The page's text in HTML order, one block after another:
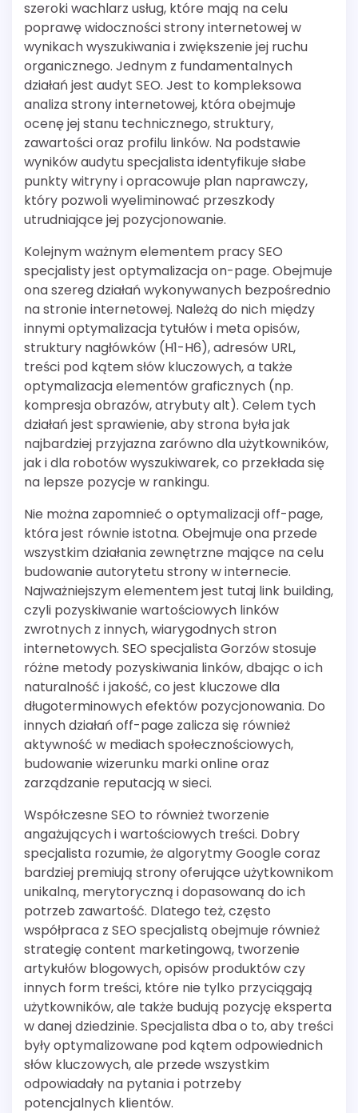
szeroki wachlarz usług, które mają na celu
poprawę widoczności strony internetowej w
wynikach wyszukiwania i zwiększenie jej ruchu
organicznego. Jednym z fundamentalnych
działań jest audyt SEO. Jest to kompleksowa
analiza strony internetowej, która obejmuje
ocenę jej stanu technicznego, struktury,
zawartości oraz profilu linków. Na podstawie
wyników audytu specjalista identyfikuje słabe
punkty witryny i opracowuje plan naprawczy,
który pozwoli wyeliminować przeszkody
utrudniające jej pozycjonowanie.
Kolejnym ważnym elementem pracy SEO
specjalisty jest optymalizacja on-page. Obejmuje
ona szereg działań wykonywanych bezpośrednio
na stronie internetowej. Należą do nich między
innymi optymalizacja tytułów i meta opisów,
struktury nagłówków (H1-H6), adresów URL,
treści pod kątem słów kluczowych, a także
optymalizacja elementów graficznych (np.
kompresja obrazów, atrybuty alt). Celem tych
działań jest sprawienie, aby strona była jak
najbardziej przyjazna zarówno dla użytkowników,
jak i dla robotów wyszukiwarek, co przekłada się
na lepsze pozycje w rankingu.
Nie można zapomnieć o optymalizacji off-page,
która jest równie istotna. Obejmuje ona przede
wszystkim działania zewnętrzne mające na celu
budowanie autorytetu strony w internecie.
Najważniejszym elementem jest tutaj link building,
czyli pozyskiwanie wartościowych linków
zwrotnych z innych, wiarygodnych stron
internetowych. SEO specjalista Gorzów stosuje
różne metody pozyskiwania linków, dbając o ich
naturalność i jakość, co jest kluczowe dla
długoterminowych efektów pozycjonowania. Do
innych działań off-page zalicza się również
aktywność w mediach społecznościowych,
budowanie wizerunku marki online oraz
zarządzanie reputacją w sieci.
Współczesne SEO to również tworzenie
angażujących i wartościowych treści. Dobry
specjalista rozumie, że algorytmy Google coraz
bardziej premiują strony oferujące użytkownikom
unikalną, merytoryczną i dopasowaną do ich
potrzeb zawartość. Dlatego też, często
współpraca z SEO specjalistą obejmuje również
strategię content marketingową, tworzenie
artykułów blogowych, opisów produktów czy
innych form treści, które nie tylko przyciągają
użytkowników, ale także budują pozycję eksperta
w danej dziedzinie. Specjalista dba o to, aby treści
były optymalizowane pod kątem odpowiednich
słów kluczowych, ale przede wszystkim
odpowiadały na pytania i potrzeby
potencjalnych klientów.